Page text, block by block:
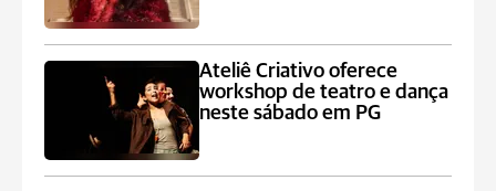
Ateliê Criativo oferece
workshop de teatro e dança
neste sábado em PG